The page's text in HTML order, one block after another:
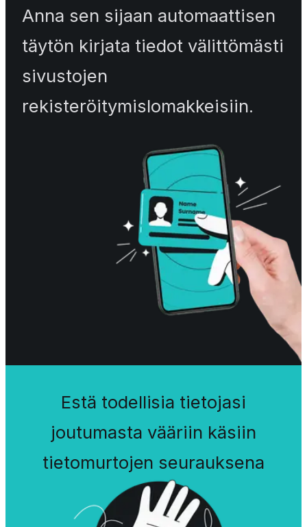
Anna sen sijaan automaattisen
täytön kirjata tiedot välittömästi
sivustojen
rekisteröitymislomakkeisiin.
Estä todellisia tietojasi
joutumasta vääriin käsiin
tietomurtojen seurauksena